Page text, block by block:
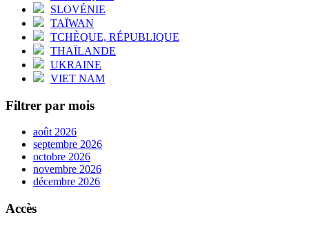
SLOVÉNIE
TAÏWAN
TCHÈQUE, RÉPUBLIQUE
THAÏLANDE
UKRAINE
VIET NAM
Filtrer par mois
août 2026
septembre 2026
octobre 2026
novembre 2026
décembre 2026
Accès